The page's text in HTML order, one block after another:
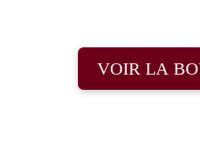
VOIR LA